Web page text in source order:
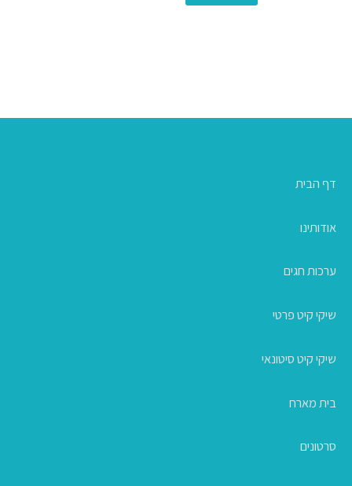
דף הבית
אודותינו
ערכות חגים
שיקי קיט פרטי
שיקי קיט סיטונאי
בית מארח
סרטונים